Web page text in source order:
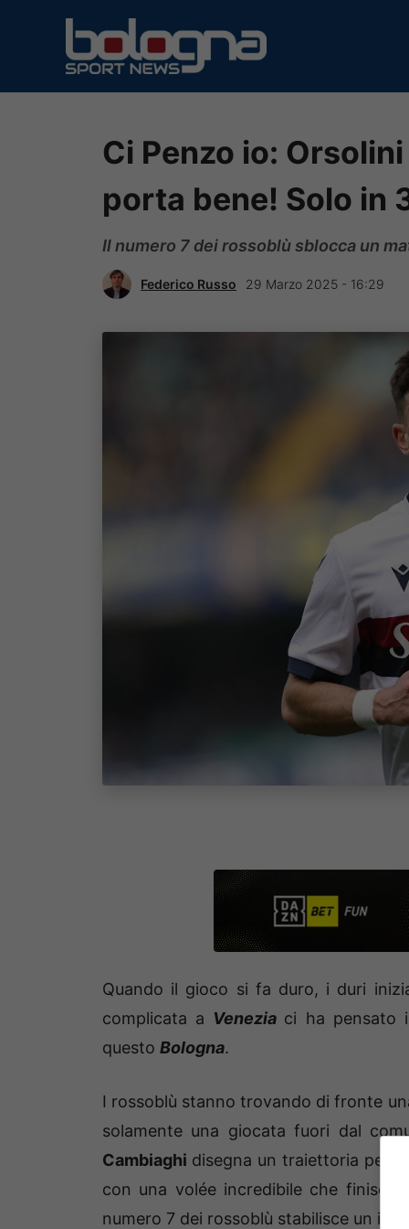
contenuto
Ci Penzo io:
porta bene! Solo in
Il numero 7 dei rossoblù sblocca un
Federico Russo 29 Marzo 2025 - 16:29
Quando il gioco si fa duro, i duri
complicata a Venezia ci ha pensato
questo Bologna.
I rossoblù stanno trovando di fronte
solamente una giocata fuori dal
Cambiaghi disegna un traiettoria
con una volée incredibile che finisce
numero 7 dei rossoblù stabilisce un